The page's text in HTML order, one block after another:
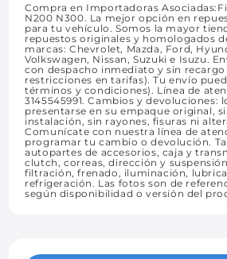
Compra en Importadoras
N200 N300. La mejor opción en
para tu vehículo. Somos la mayor
repuestos originales y homologados
marcas: Chevrolet, Mazda, Ford,
Volkswagen, Nissan, Suzuki e Isuzu.
con despacho inmediato y sin recargo
restricciones en tarifas). Tu envío
términos y condiciones). Línea de
3145545991. Cambios y devoluciones:
presentarse en su empaque original,
instalación, sin rayones, fisuras ni
Comunícate con nuestra línea de
programar tu cambio o devolución.
autopartes de accesorios, caja y
clutch, correas, dirección y
filtración, frenado, iluminación,
refrigeración. Las fotos son de
según disponibilidad o versión del